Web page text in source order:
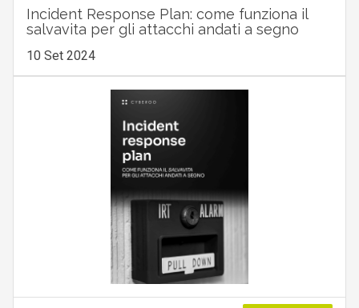
Incident Response Plan: come funziona il
salvavita per gli attacchi andati a segno
10 Set 2024